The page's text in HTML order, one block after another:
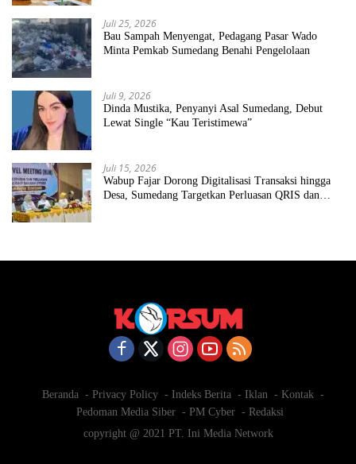
Juli 25, 2026
Bau Sampah Menyengat, Pedagang Pasar Wado
Minta Pemkab Sumedang Benahi Pengelolaan
Juli 9, 2026
Dinda Mustika, Penyanyi Asal Sumedang, Debut
Lewat Single “Kau Teristimewa”
Juli 15, 2026
Wabup Fajar Dorong Digitalisasi Transaksi hingga
Desa, Sumedang Targetkan Perluasan QRIS dan
Beranda Privacy Policy Indeks Berita Iklan
Kontak
Pedoman Media Siber
PM Cyber
Redaksi
copyright @ 2021 PT. Ini Media Network